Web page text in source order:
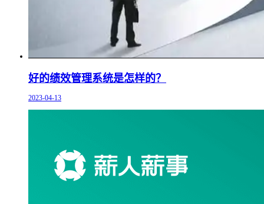
好的绩效管理系统是怎样的？
2023-04-13